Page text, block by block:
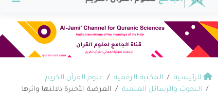
الرئيسية المكتبة الرقمية
علوم القرآن الكريم
البحوث والرسائل العلمية
العرضة الأخيرة دلالتها واثرها